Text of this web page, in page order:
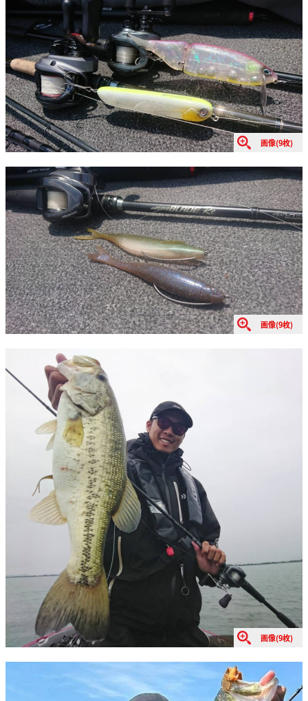
画像(9枚)
画像(9枚)
画像(9枚)